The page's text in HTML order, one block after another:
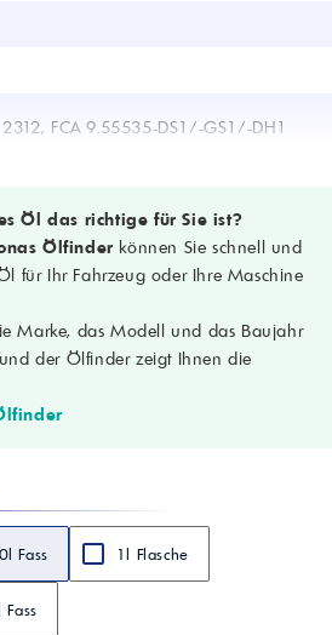
FCA 9.55535-DS1/-GS1/-DH1
D30, Ford WSS M2C 950-A, STJLR
Öl das richtige für Sie ist?
Ölfinder können Sie schnell und
für Ihr Fahrzeug oder Ihre Maschine
Marke, das Modell und das Baujahr
der Ölfinder zeigt Ihnen die
Fass 1l Flasche